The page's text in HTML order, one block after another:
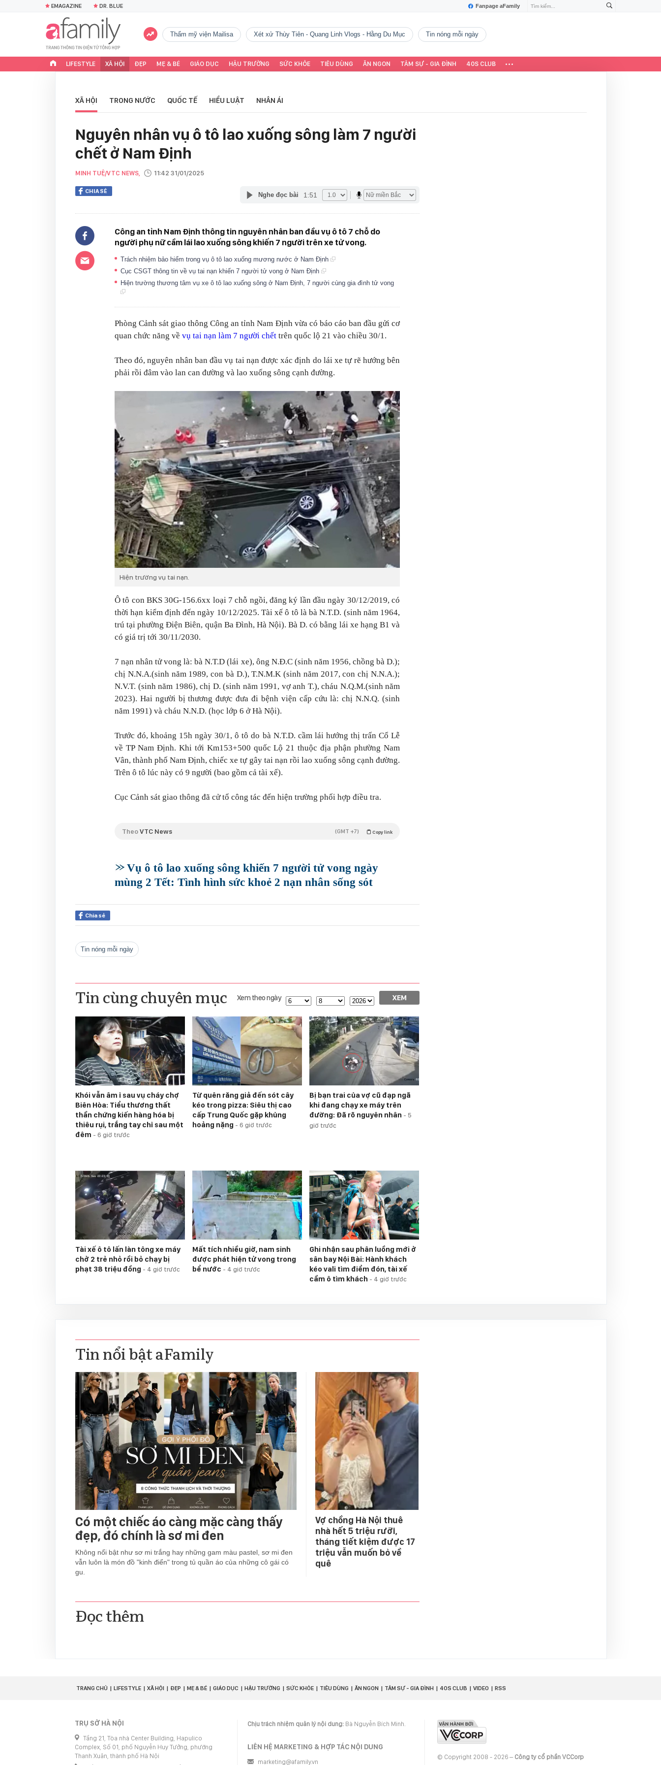
Fanpage aFamily
EMAGAZINE DR. BLUE
Thẩm mỹ viện Mailisa Xét xử Thùy Tiên - Quang Linh Vlogs - Hằng Du Mục tin nóng mỗi ngày
LIFESTYLE XÃ HỘI ĐẸP MẸ & BÉ GIÁO DỤC HẬU TRƯỜNG SỨC KHỎE TIÊU DÙNG ĂN NGON TÂM SỰ - GIA ĐÌNH 40S CLUB
XÃ HỘI TRONG NƯỚC QUỐC TẾ HIỂU LUẬT NHÂN ÁI
Nguyên nhân vụ ô tô lao xuống sông làm 7 người
chết ở Nam Định
MINH TUỆ/VTC NEWS, 11:42 31/01/2025
CHIA SẺ Nghe đọc bài 1:51
Công an tỉnh Nam Định thông tin nguyên nhân ban đầu vụ ô tô 7 chỗ do
người phụ nữ cầm lái lao xuống sông khiến 7 người trên xe tử vong.
Trách nhiệm bảo hiểm trong vụ ô tô lao xuống mương nước ở Nam Định
Cục CSGT thông tin về vụ tai nạn khiến 7 người tử vong ở Nam Định
Hiện trường thương tâm vụ xe ô tô lao xuống sông ở Nam Định, 7 người cùng gia đình tử vong
Phòng Cảnh sát giao thông Công an tỉnh Nam Định vừa có báo cáo ban đầu gửi cơ
quan chức năng về vụ tai nạn làm 7 người chết trên quốc lộ 21 vào chiều 30/1.
Theo đó, nguyên nhân ban đầu vụ tai nạn được xác định do lái xe tự rẽ hướng bên
phải rồi đâm vào lan can đường và lao xuống sông cạnh đường.
Hiện trường vụ tai nạn.
Ô tô con BKS 30G-156.6xx loại 7 chỗ ngồi, đăng ký lần đầu ngày 30/12/2019, có
thời hạn kiểm định đến ngày 10/12/2025. Tài xế ô tô là bà N.T.D. (sinh năm 1964,
trú tại phường Điện Biên, quận Ba Đình, Hà Nội). Bà D. có bằng lái xe hạng B1 và
có giá trị tới 30/11/2030.
7 nạn nhân tử vong là: bà N.T.D (lái xe), ông N.Đ.C (sinh năm 1956, chồng bà D.);
chị N.N.A.(sinh năm 1989, con bà D.), T.N.M.K (sinh năm 2017, con chị N.N.A.);
N.V.T. (sinh năm 1986), chị D. (sinh năm 1991, vợ anh T.), cháu N.Q.M.(sinh năm
2023). Hai người bị thương được đưa đi bệnh viện cấp cứu là: chị N.N.Q. (sinh
năm 1991) và cháu N.N.D. (học lớp 6 ở Hà Nội).
Trước đó, khoảng 15h ngày 30/1, ô tô do bà N.T.D. cầm lái hướng thị trấn Cổ Lễ
về TP Nam Định. Khi tới Km153+500 quốc Lộ 21 thuộc địa phận phường Nam
Vân, thành phố Nam Định, chiếc xe tự gây tai nạn rồi lao xuống sông cạnh đường.
Trên ô tô lúc này có 9 người (bao gồm cả tài xế).
Cục Cảnh sát giao thông đã cử tổ công tác đến hiện trường phối hợp điều tra.
TheoVTC News Copy link
(GMT +7)
Vụ ô tô lao xuống sông khiến 7 người tử vong ngày
mùng 2 Tết: Tình hình sức khoẻ 2 nạn nhân sống sót
Chia sẻ
tin nóng mỗi ngày
Tin cùng chuyên mục Xem theo ngày XEM
Khói vẫn âm ỉ sau vụ cháy chợ
Biên Hòa: Tiểu thương thất
thần chứng kiến hàng hóa bị
thiêu rụi, trắng tay chỉ sau một
đêm - 6 giờ trước
Từ quên răng giả đến sót cây
kéo trong pizza: Siêu thị cao
cấp Trung Quốc gặp khủng
hoảng nặng - 6 giờ trước
Bị bạn trai của vợ cũ đạp ngã
khi đang chạy xe máy trên
đường: Đã rõ nguyên nhân - 5
giờ trước
Tài xế ô tô lấn làn tông xe máy
chở 2 trẻ nhỏ rồi bỏ chạy bị
phạt 38 triệu đồng - 4 giờ trước
Mất tích nhiều giờ, nam sinh
được phát hiện tử vong trong
bể nước - 4 giờ trước
Ghi nhận sau phân luồng mới ở
sân bay Nội Bài: Hành khách
kéo vali tìm điểm đón, tài xế
cầm ô tìm khách - 4 giờ trước
Tin nổi bật aFamily
Có một chiếc áo càng mặc càng thấy
đẹp, đó chính là sơ mi đen
Không nổi bật như sơ mi trắng hay những gam màu pastel, sơ mi đen
vẫn luôn là món đồ "kinh điển" trong tủ quần áo của những cô gái có
gu.
Vợ chồng Hà Nội thuê
nhà hết 5 triệu rưỡi,
tháng tiết kiệm được 17
triệu vẫn muốn bỏ về
quê
Đọc thêm
TRANG CHỦ LIFESTYLE XÃ HỘI ĐẸP MẸ & BÉ GIÁO DỤC HẬU TRƯỜNG SỨC KHỎE TIÊU DÙNG ĂN NGON TÂM SỰ - GIA ĐÌNH 40S CLUB VIDEO RSS
TRỤ SỞ HÀ NỘI
Tầng 21, Tòa nhà Center Building, Hapulico
Complex, Số 01, phố Nguyễn Huy Tưởng, phường
Thanh Xuân, thành phố Hà Nội
Chịu trách nhiệm quản lý nội dung: Bà Nguyễn Bích Minh.
LIÊN HỆ MARKETING & HỢP TÁC NỘI DUNG
marketing@afamily.vn
© Copyright 2008 - 2026 – Công ty cổ phần VCCorp